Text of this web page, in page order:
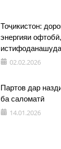
Тоҷикистон:
энергияи
истифоданашуда
02.02.2026
Партов дар
ба саломатӣ
14.01.2026